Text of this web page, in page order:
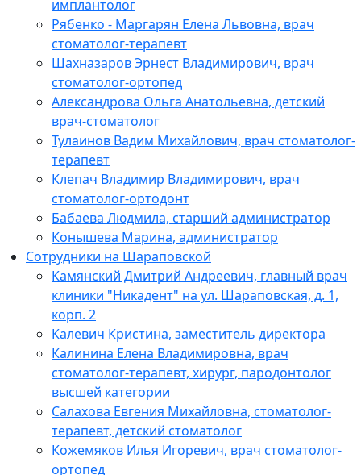
имплантолог
Рябенко - Маргарян Елена Львовна, врач
стоматолог-терапевт
Шахназаров Эрнест Владимирович, врач
стоматолог-ортопед
Александрова Ольга Анатольевна, детский
врач-стоматолог
Тулаинов Вадим Михайлович, врач стоматолог-
терапевт
Клепач Владимир Владимирович, врач
стоматолог-ортодонт
Бабаева Людмила, старший администратор
Конышева Марина, администратор
Сотрудники на Шараповской
Камянский Дмитрий Андреевич, главный врач
клиники "Никадент" на ул. Шараповская, д. 1,
корп. 2
Калевич Кристина, заместитель директора
Калинина Елена Владимировна, врач
стоматолог-терапевт, хирург, пародонтолог
высшей категории
Салахова Евгения Михайловна, стоматолог-
терапевт, детский стоматолог
Кожемяков Илья Игоревич, врач стоматолог-
ортопед